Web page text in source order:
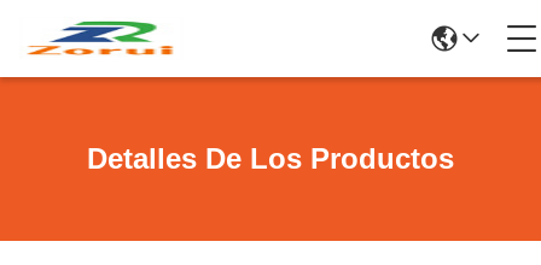
Detalles De Los Productos